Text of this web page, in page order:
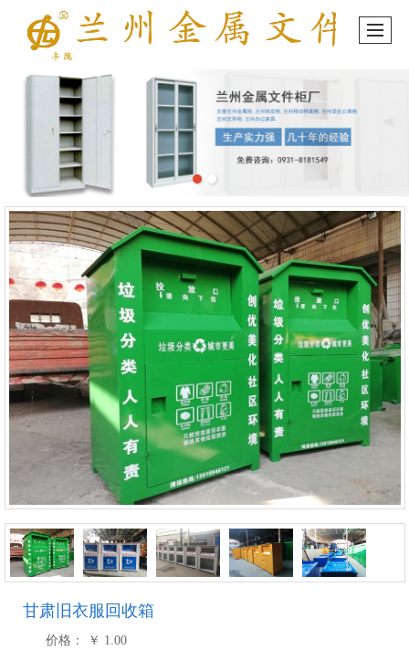
甘肃旧衣服回收箱
价格： ￥ 1.00